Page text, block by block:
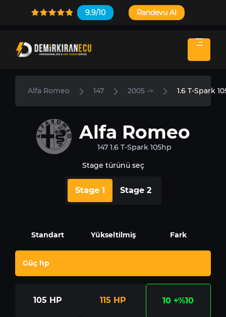
9.9/10 Randevu Al
Alfa Romeo 147 2005 -> 1.6 T-Spark
Alfa Romeo
147 1.6 T-Spark 105hp
Stage türünü seç
Stage 1 Stage 2
Standart Yükseltilmiş Fark
Güç hp
105 HP 115 HP 10 +%10